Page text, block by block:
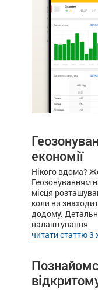
економії
Нікого вдома?
Геозонуванням
місця
коли ви
додому.
налаштування
читати статтю 3